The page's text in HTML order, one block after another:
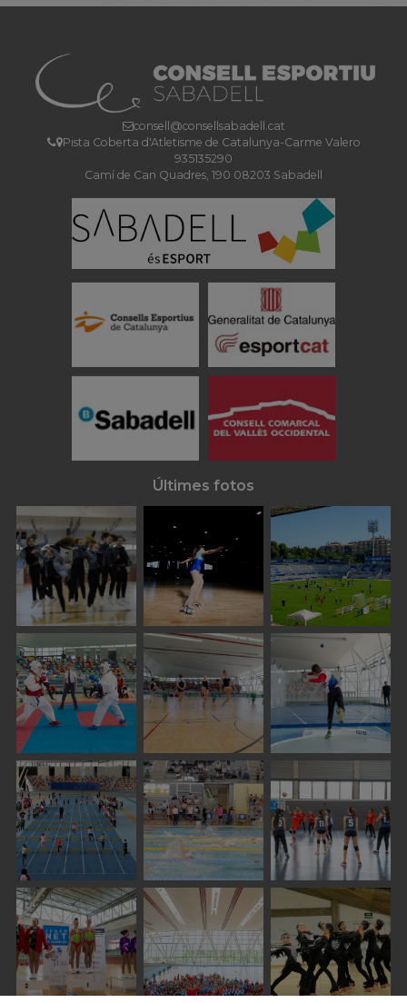
consell@consellsabadell.cat
Pista Coberta d'Atletisme de Catalunya-Carme Valero
935135290
Camí de Can Quadres, 190 08203 Sabadell
Últimes fotos